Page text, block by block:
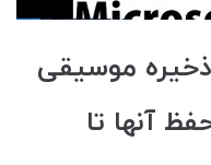
ذخیره موسیقی
آنها تا